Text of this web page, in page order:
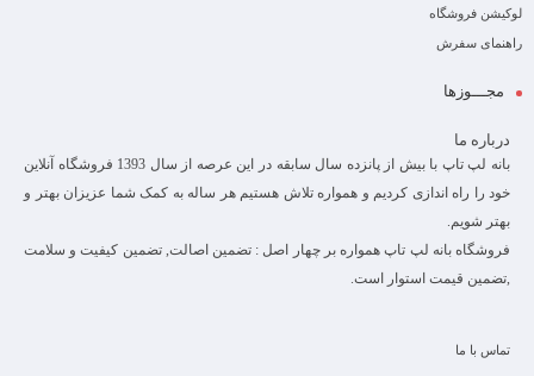
لوکیشن فروشگاه
راهنمای سفرش
مجـــوزها
درباره ما
بانه لپ تاپ با بیش از پانزده سال سابقه در این عرصه از سال 1393 فروشگاه آنلاین
خود را راه اندازی کردیم و همواره تلاش هستیم هر ساله به کمک شما عزیزان بهتر و
بهتر شویم.
فروشگاه بانه لپ تاپ همواره بر چهار اصل : تضمین اصالت, تضمین کیفیت و سلامت
,تضمین قیمت استوار است.
تماس با ما